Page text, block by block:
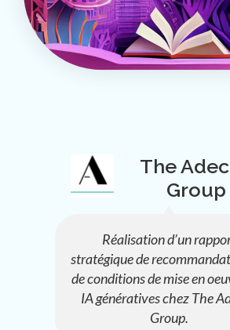
Réalisation d’un
stratégique de
de conditions de mise en
IA génératives chez The
Group.
The
Group